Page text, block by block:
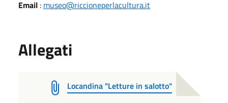
Email : museo@riccioneperlacultura.it
Allegati
Locandina "Letture in salotto"